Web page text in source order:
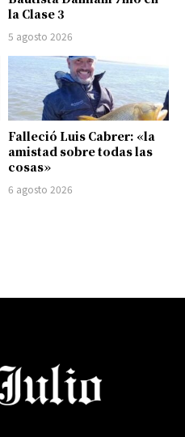
la Clase 3
5 agosto 2026
Falleció Luis Cabrer: «la
amistad sobre todas las
cosas»
6 agosto 2026